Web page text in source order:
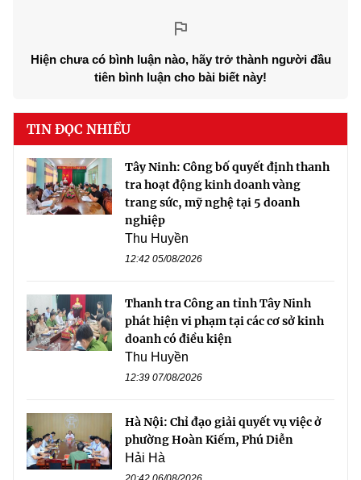
Hiện chưa có bình luận nào, hãy trở thành người đầu
tiên bình luận cho bài biết này!
TIN ĐỌC NHIỀU
Tây Ninh: Công bố quyết định thanh
tra hoạt động kinh doanh vàng
trang sức, mỹ nghệ tại 5 doanh
nghiệp
Thu Huyền
12:42 05/08/2026
Thanh tra Công an tỉnh Tây Ninh
phát hiện vi phạm tại các cơ sở kinh
doanh có điều kiện
Thu Huyền
12:39 07/08/2026
Hà Nội: Chỉ đạo giải quyết vụ việc ở
phường Hoàn Kiếm, Phú Diễn
Hải Hà